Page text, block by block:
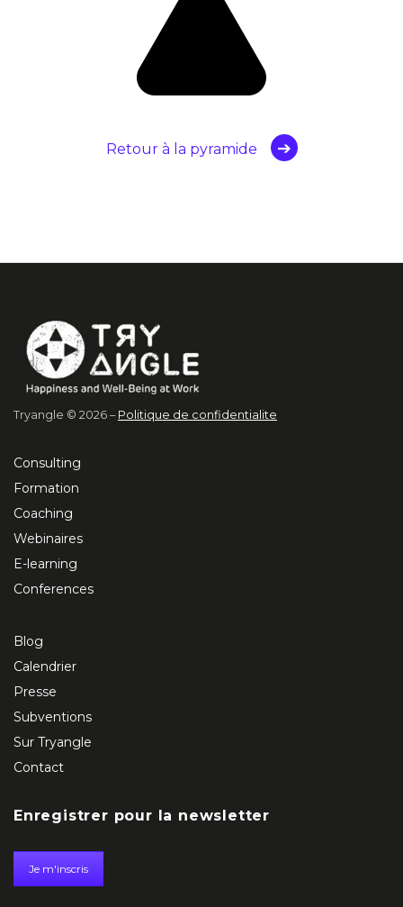
Retour à la pyramide
Tryangle © 2026 – Politique de confidentialite
Consulting
Formation
Coaching
Webinaires
E-learning
Conferences
Blog
Calendrier
Presse
Subventions
Sur Tryangle
Contact
Enregistrer pour la newsletter
Je m'inscris